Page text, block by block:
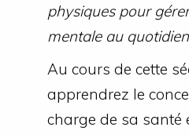
physiques pour
mentale au
Au cours de cette
apprendrez le
charge de sa santé